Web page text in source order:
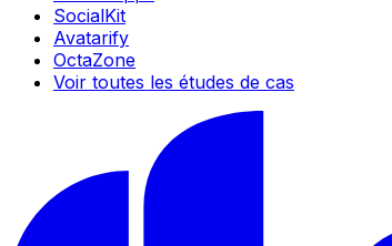
SocialKit
Avatarify
OctaZone
Voir toutes les études de cas